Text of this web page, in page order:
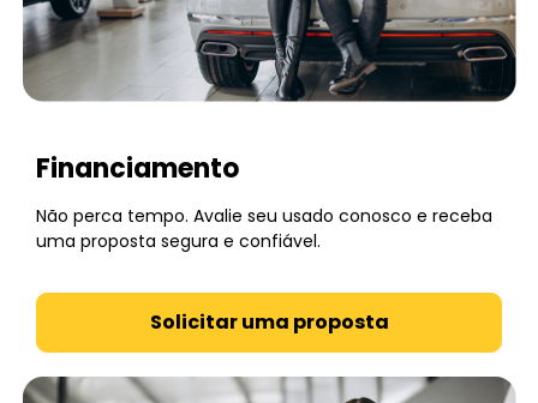
Financiamento
Não perca tempo. Avalie seu usado conosco e receba
uma proposta segura e confiável.
Solicitar uma proposta